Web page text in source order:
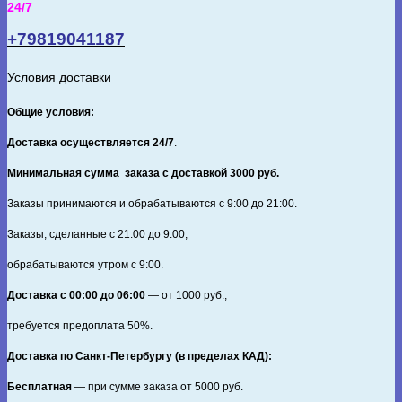
До
Школа!
24/7
+79819041187
Условия доставки
Общие условия:
Доставка осуществляется 24/7.
Минимальная сумма заказа с доставкой 3000 руб.
Заказы принимаются и обрабатываются с 9:00 до 21:00.
Заказы, сделанные с 21:00 до 9:00,
обрабатываются утром с 9:00.
Доставка с 00:00 до 06:00 — от 1000 руб.,
требуется предоплата 50%.
Доставка по Санкт‑Петербургу (в пределах КАД):
Бесплатная — при сумме заказа от 5000 руб.